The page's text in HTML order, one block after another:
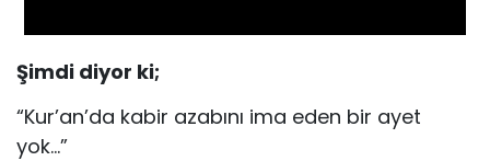
Şimdi diyor ki;
“Kur’an’da kabir azabını ima eden bir ayet
yok…”